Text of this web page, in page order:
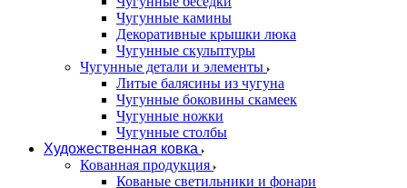
Чугунные камины
Декоративные крышки люка
Чугунные скульптуры
Чугунные детали и элементы
Литые балясины из чугуна
Чугунные боковины скамеек
Чугунные ножки
Чугунные столбы
Художественная ковка
Кованная продукция
Кованые светильники и фонари